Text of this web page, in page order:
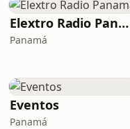
Elextro Radio Panamá
Panamá
Eventos
Panamá